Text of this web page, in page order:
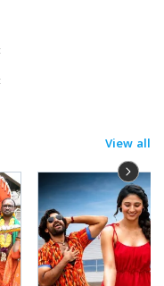
View all